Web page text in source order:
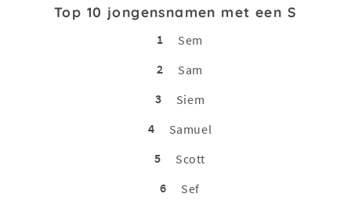
Top 10 jongensnamen met een S
1
Sem
2
Sam
3
Siem
4
Samuel
5
Scott
6
Sef